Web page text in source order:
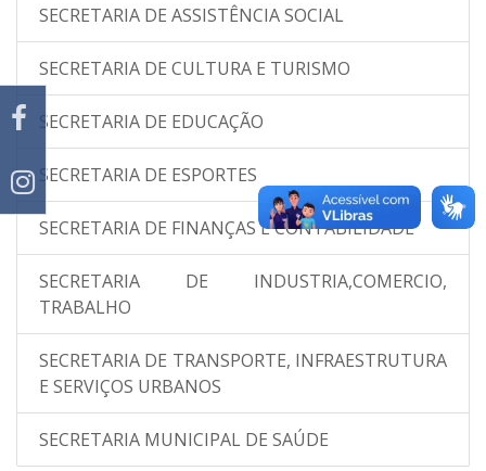
SECRETARIA DE ASSISTÊNCIA SOCIAL
SECRETARIA DE CULTURA E TURISMO
SECRETARIA DE EDUCAÇÃO
SECRETARIA DE ESPORTES
SECRETARIA DE FINANÇAS E CONTABILIDADE
SECRETARIA DE INDUSTRIA,COMERCIO,
TRABALHO
SECRETARIA DE TRANSPORTE, INFRAESTRUTURA
E SERVIÇOS URBANOS
SECRETARIA MUNICIPAL DE SAÚDE